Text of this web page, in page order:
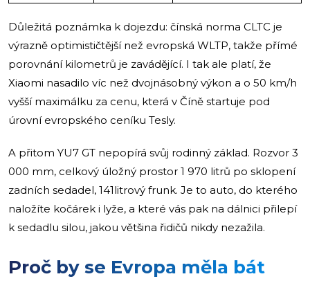
Důležitá poznámka k dojezdu: čínská norma CLTC je
výrazně optimističtější než evropská WLTP, takže přímé
porovnání kilometrů je zavádějící. I tak ale platí, že
Xiaomi nasadilo víc než dvojnásobný výkon a o 50 km/h
vyšší maximálku za cenu, která v Číně startuje pod
úrovní evropského ceníku Tesly.
A přitom YU7 GT nepopírá svůj rodinný základ. Rozvor 3
000 mm, celkový úložný prostor 1 970 litrů po sklopení
zadních sedadel, 141litrový frunk. Je to auto, do kterého
naložíte kočárek i lyže, a které vás pak na dálnici přilepí
k sedadlu silou, jakou většina řidičů nikdy nezažila.
Proč by se Evropa měla bát